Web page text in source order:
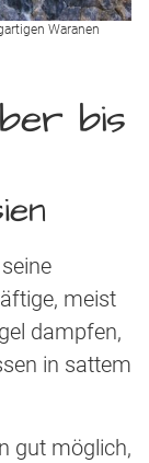
Waranen
bis
meist
dampfen,
in sattem
gut möglich,